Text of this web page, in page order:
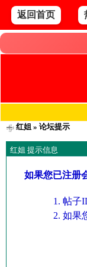
返回首页
红姐» 论坛提示
红姐 提示信息
如果您已注册
帖子
如果